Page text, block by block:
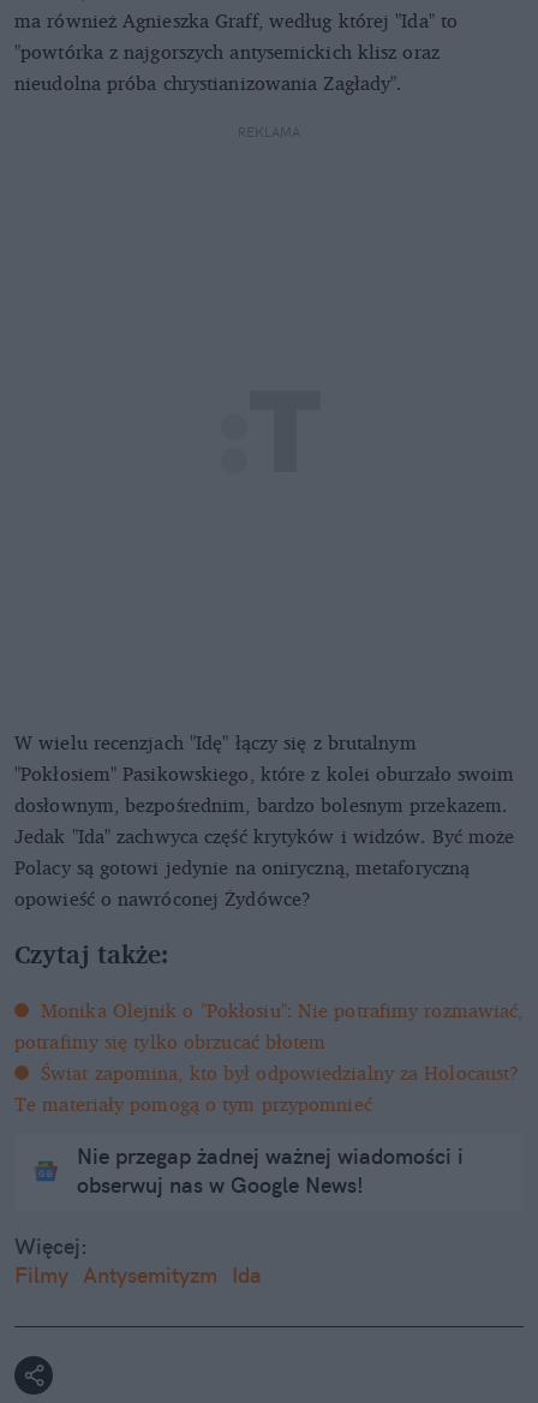
ma również Agnieszka Graff, według której "Ida" to
"powtórka z najgorszych antysemickich klisz oraz
nieudolna próba chrystianizowania Zagłady".
REKLAMA
W wielu recenzjach "Idę" łączy się z brutalnym
"Pokłosiem" Pasikowskiego, które z kolei oburzało swoim
dosłownym, bezpośrednim, bardzo bolesnym przekazem.
Jedak "Ida" zachwyca część krytyków i widzów. Być może
Polacy są gotowi jedynie na oniryczną, metaforyczną
opowieść o nawróconej Żydówce?
Czytaj także:
Monika Olejnik o "Pokłosiu": Nie potrafimy rozmawiać,
potrafimy się tylko obrzucać błotem
Świat zapomina, kto był odpowiedzialny za Holocaust?
Te materiały pomogą o tym przypomnieć
Nie przegap żadnej ważnej wiadomości i
obserwuj nas w Google News!
Więcej:
Filmy Antysemityzm Ida